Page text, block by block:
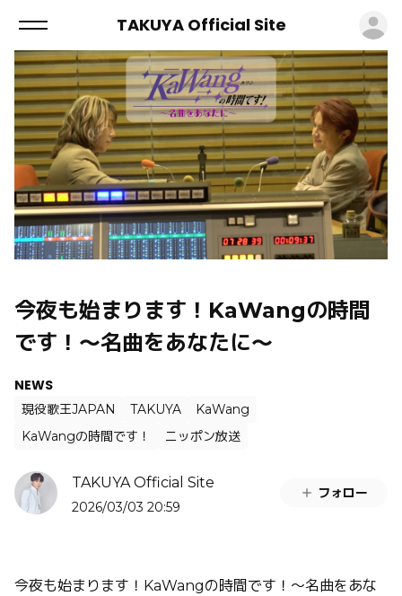
TAKUYA Official Site
今夜も始まります！KaWangの時間
です！～名曲をあなたに～
NEWS
現役歌王JAPAN TAKUYA
KaWang
KaWangの時間です！
ニッポン放送
TAKUYA Official Site
2026/03/03 20:59
フォロー
今夜も始まります！KaWangの時間です！～名曲をあな